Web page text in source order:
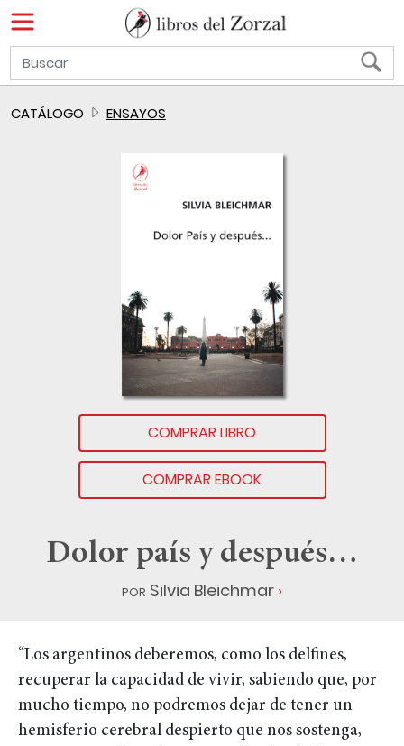
CATÁLOGO ENSAYOS
COMPRAR LIBRO
COMPRAR EBOOK
Dolor país y después…
por Silvia Bleichmar
“Los argentinos deberemos, como los delfines,
recuperar la capacidad de vivir, sabiendo que, por
mucho tiempo, no podremos dejar de tener un
hemisferio cerebral despierto que nos sostenga,